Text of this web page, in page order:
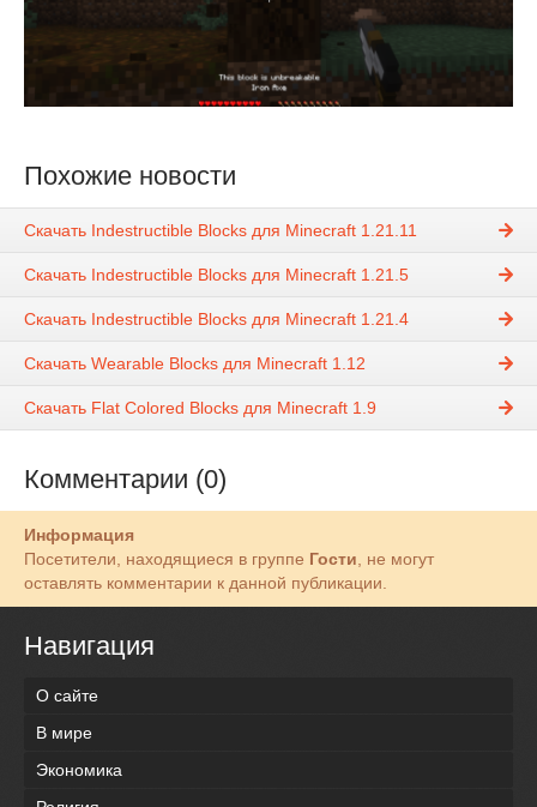
Похожие новости
Скачать Indestructible Blocks для Minecraft 1.21.11
Скачать Indestructible Blocks для Minecraft 1.21.5
Скачать Indestructible Blocks для Minecraft 1.21.4
Скачать Wearable Blocks для Minecraft 1.12
Скачать Flat Colored Blocks для Minecraft 1.9
Комментарии (0)
Информация
Посетители, находящиеся в группе Гости , не могут
оставлять комментарии к данной публикации.
Навигация
О сайте
В мире
Экономика